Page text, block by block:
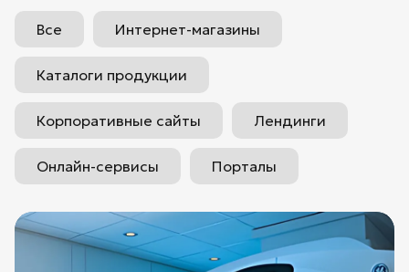
Все Интернет-магазины
Каталоги продукции
Корпоративные сайты Лендинги
Онлайн-сервисы Порталы